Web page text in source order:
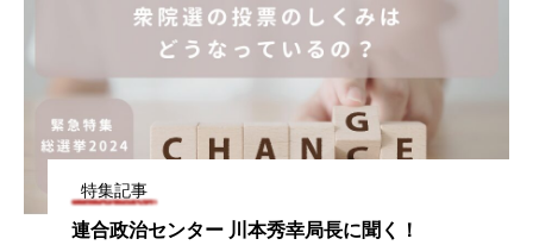
特集記事
連合政治センター 川本秀幸局長に聞く！